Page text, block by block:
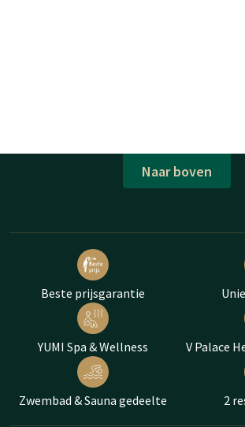
Naar boven
Beste prijsgarantie
YUMI Spa & Wellness V Palace
Zwembad & Sauna gedeelte 2